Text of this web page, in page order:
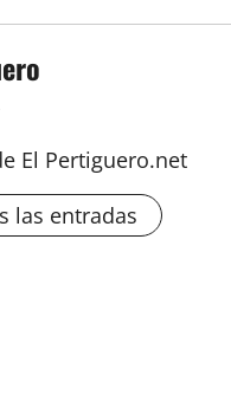
El Pertiguero.net
las entradas